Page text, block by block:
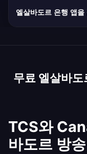
10Gbps 용량으
균 속도는 45
엘살바도르 은행 앱
Davivienda El
무료 엘살바
TCS와
바도르 방